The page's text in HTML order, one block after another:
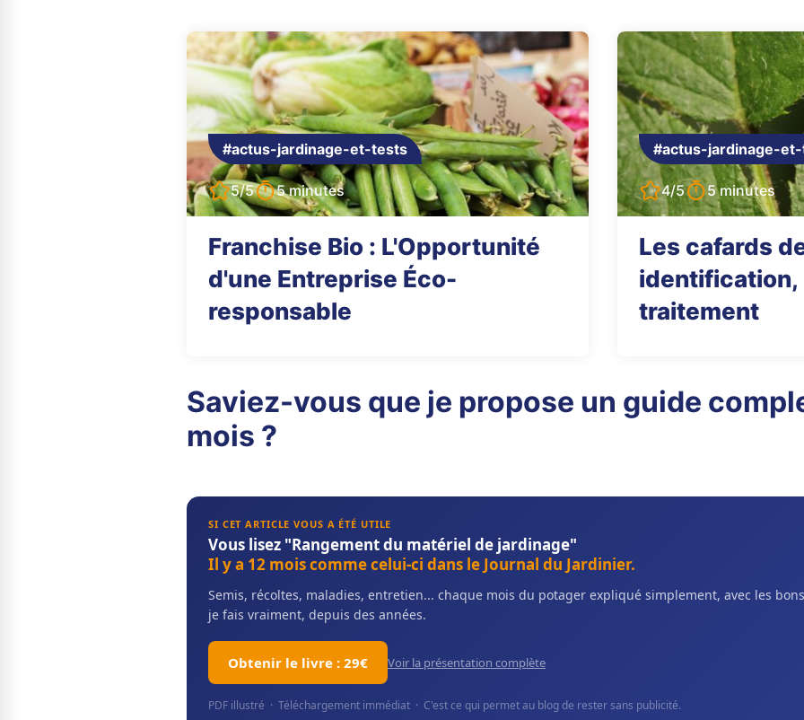
#actus-jardinage-et-tests
5/5 5 minutes
Franchise Bio : L'Opportunité
d'une Entreprise Éco-
responsable
#actus-jardinage-
4/5 5 minutes
Les cafards
identification,
traitement
Saviez-vous que je propose un guide
mois ?
SI CET ARTICLE VOUS A ÉTÉ UTILE
Vous lisez "Rangement du matériel de jardinage"
Il y a 12 mois comme celui-ci dans le Journal du Jardinier.
Semis, récoltes, maladies, entretien... chaque mois du potager expliqué simplement, avec les
je fais vraiment, depuis des années.
Obtenir le livre : 29€ Voir la présentation complète
PDF illustré · Téléchargement immédiat · C'est ce qui permet au blog de rester sans publicité.